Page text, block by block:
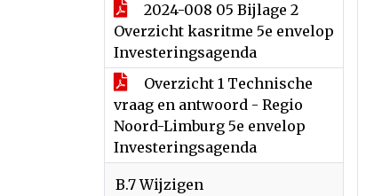
2024-008 05 Bijlage 2
Overzicht kasritme 5e envelop
Investeringsagenda
Overzicht 1 Technische
vraag en antwoord - Regio
Noord-Limburg 5e envelop
Investeringsagenda
B.7 Wijzigen